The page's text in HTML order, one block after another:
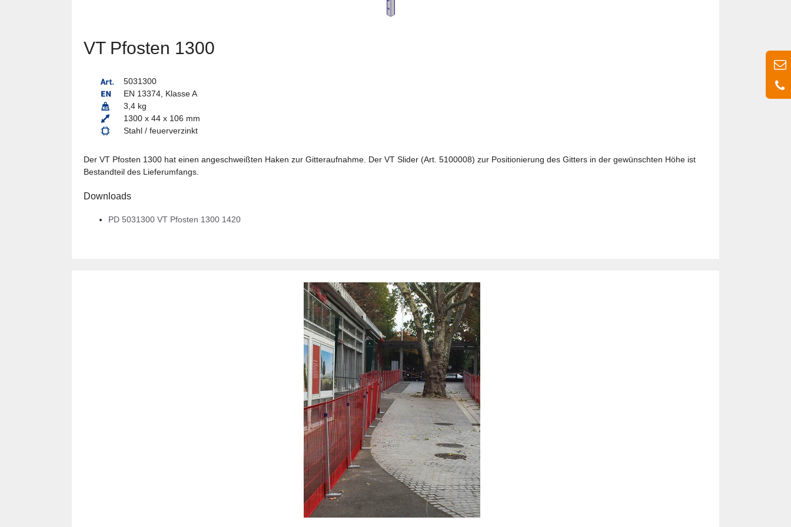
VT Pfosten 1300
5031300
EN 13374, Klasse A
3,4 kg
1300 x 44 x 106 mm
Stahl / feuerverzinkt
Der VT Pfosten 1300 hat einen angeschweißten Haken zur Gitteraufnahme. Der VT Slider (Art. 5100008) zur Positionierung des Gitters in der gewünschten Höhe ist
Bestandteil des Lieferumfangs.
Downloads
PD 5031300 VT Pfosten 1300 1420